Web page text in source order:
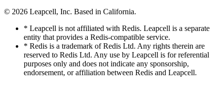
© 2026 Leapcell, Inc. Based in California.
* Leapcell is not affiliated with Redis. Leapcell is a separate
entity that provides a Redis-compatible service.
* Redis is a trademark of Redis Ltd. Any rights therein are
reserved to Redis Ltd. Any use by Leapcell is for referential
purposes only and does not indicate any sponsorship,
endorsement, or affiliation between Redis and Leapcell.